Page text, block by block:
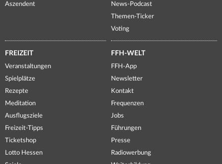
Aszendent
News-Podcast
Themen-Ticker
Voting
FREIZEIT
Veranstaltungen
Spielplätze
Rezepte
Meditation
Ausflugsziele
Freizeit-Tipps
Ticketshop
Lotto Hessen
FFH-WELT
FFH-App
Newsletter
Kontakt
Frequenzen
Jobs
Führungen
Presse
Radiowerbung